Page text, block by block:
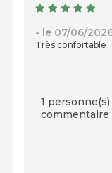
- le 07/06/
Très confortable
1
commentaire